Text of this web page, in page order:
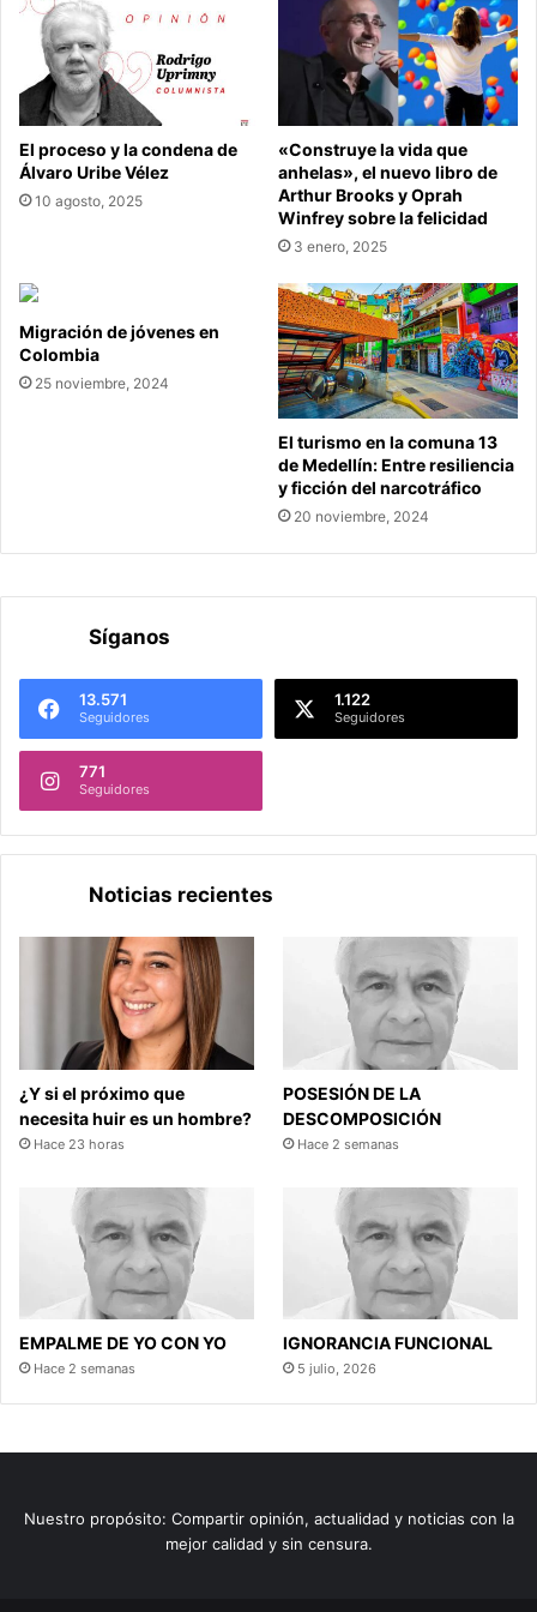
El proceso y la condena de
Álvaro Uribe Vélez
10 agosto, 2025
«Construye la vida que
anhelas», el nuevo libro de
Arthur Brooks y Oprah
Winfrey sobre la felicidad
3 enero, 2025
Migración de jóvenes en
Colombia
25 noviembre, 2024
El turismo en la comuna 13
de Medellín: Entre resiliencia
y ficción del narcotráfico
20 noviembre, 2024
Síganos
13.571
Seguidores
1.122
Seguidores
771
Seguidores
Noticias recientes
¿Y si el próximo que
necesita huir es un hombre?
Hace 23 horas
POSESIÓN DE LA
DESCOMPOSICIÓN
Hace 2 semanas
EMPALME DE YO CON YO
Hace 2 semanas
IGNORANCIA FUNCIONAL
5 julio, 2026
Nuestro propósito: Compartir opinión, actualidad y noticias con la
mejor calidad y sin censura.